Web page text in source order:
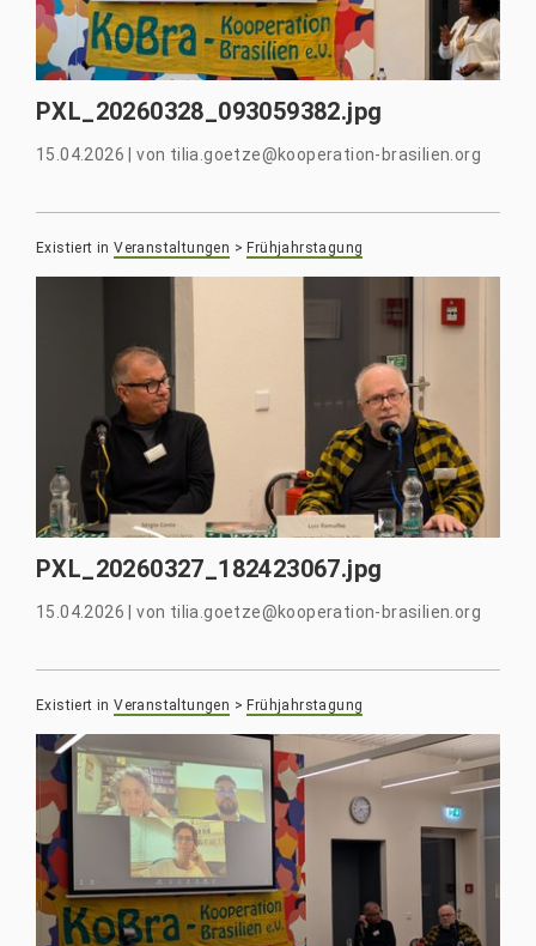
PXL_20260328_093059382.jpg
15.04.2026 |von tilia.goetze@kooperation-brasilien.org
Existiert in Veranstaltungen > Frühjahrstagung
PXL_20260327_182423067.jpg
15.04.2026 |von tilia.goetze@kooperation-brasilien.org
Existiert in Veranstaltungen > Frühjahrstagung